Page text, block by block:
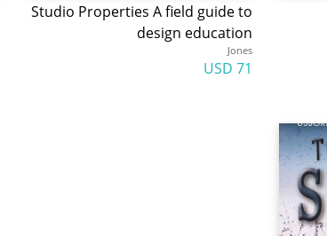
Studio Properties A field guide to
design education
Jones
71 USD